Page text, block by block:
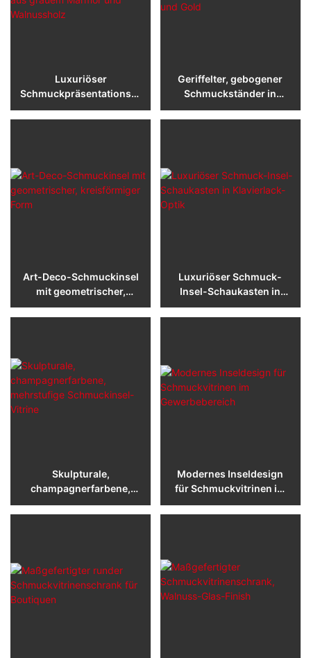
Luxuriöser
Schmuckpräsentationstu
rm aus grauem Marmor
und Walnussholz
Geriffelter, gebogener
Schmuckständer in
Schwarz und Gold
Art-Deco-Schmuckinsel
mit geometrischer,
kreisförmiger Form
Luxuriöser Schmuck-
Insel-Schaukasten in
Klavierlack-Optik
Skulpturale,
champagnerfarbene,
mehrstufige
Schmuckinsel-Vitrine
Modernes Inseldesign
für Schmuckvitrinen im
Gewerbebereich